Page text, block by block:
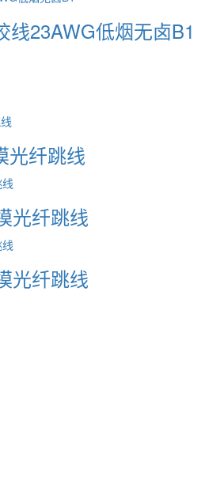
线23AWG低烟无卤B1
光纤跳线
光纤跳线
光纤跳线